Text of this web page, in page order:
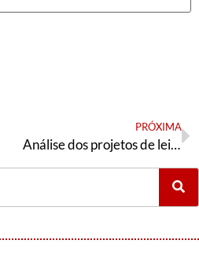
PRÓXIMA
Análise dos projetos de lei para a Educação do governo Eduardo Leite